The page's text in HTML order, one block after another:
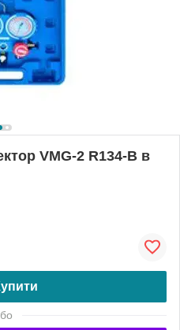
VMG-2 R134-B в